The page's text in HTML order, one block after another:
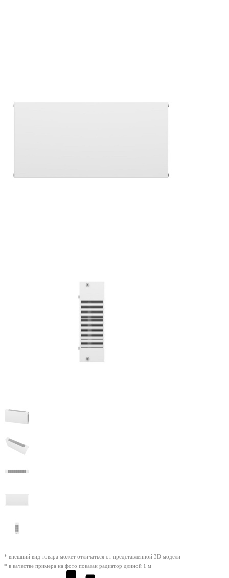
* внешний вид товара может отличаться от представленной 3D модели
* в качестве примера на фото показан радиатор длиной 1 м